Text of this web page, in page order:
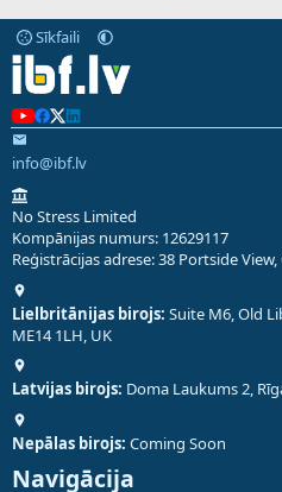
Sīkfaili
info@ibf.lv
No Stress Limited
Kompānijas numurs: 12629117
Reģistrācijas adrese: 38 Portside View,
Lielbritānijas birojs: Suite M6, Old
ME14 1LH, UK
Latvijas birojs: Doma Laukums 2,
Nepālas birojs: Coming Soon
Navigācija